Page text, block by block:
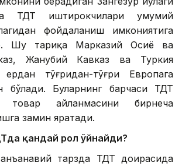
ТДТ иштирокчилари умумий
фойдаланиш имкониятига
Шу тариқа Марказий Осиё ва
Жанубий Кавказ ва Туркия
тўғридан-тўғри Европага
бўлади. Буларнинг барчаси ТДТ
товар айланмасини бирнеча
замин яратади.
қандай рол ўйнайди?
тарзда ТДТ доирасида